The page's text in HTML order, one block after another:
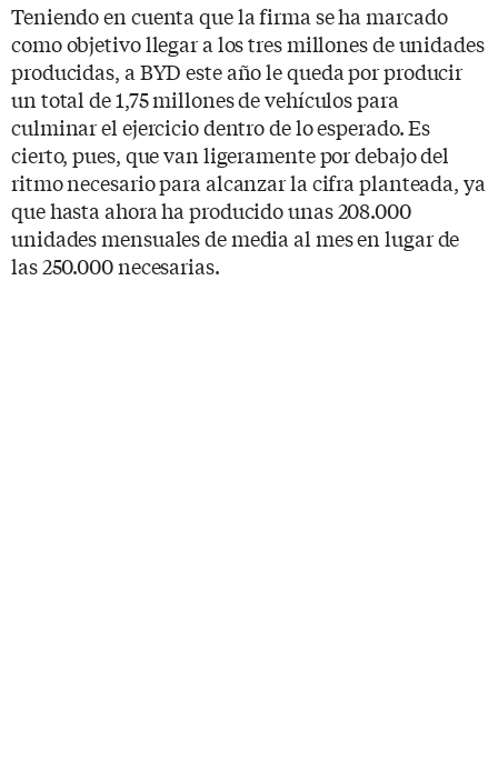
Teniendo en cuenta que la firma se ha marcado
como objetivo llegar a los tres millones de unidades
producidas, a BYD este año le queda por producir
un total de 1,75 millones de vehículos para
culminar el ejercicio dentro de lo esperado. Es
cierto, pues, que van ligeramente por debajo del
ritmo necesario para alcanzar la cifra planteada, ya
que hasta ahora ha producido unas 208.000
unidades mensuales de media al mes en lugar de
las 250.000 necesarias.